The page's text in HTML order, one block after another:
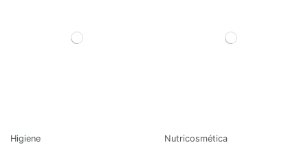
Higiene Nutricosmética